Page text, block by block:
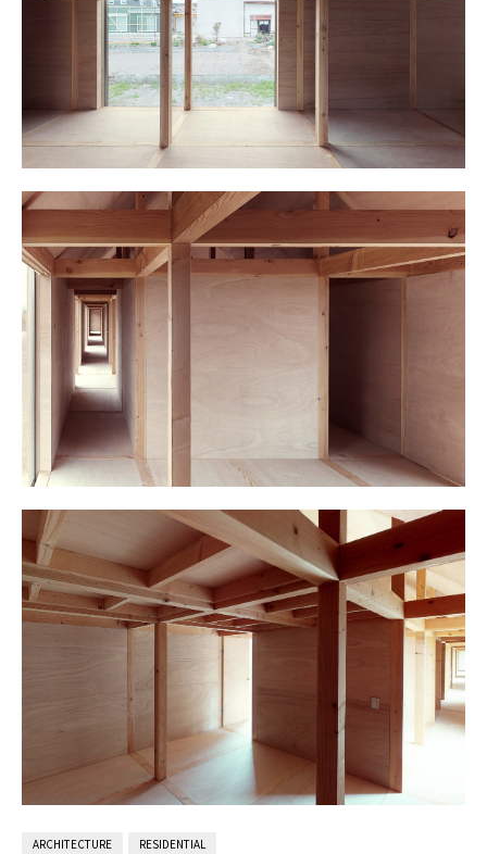
ARCHITECTURE RESIDENTIAL